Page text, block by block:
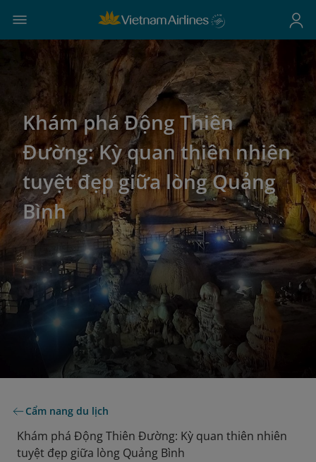
Khám phá Động Thiên
Đường: Kỳ quan thiên nhiên
tuyệt đẹp giữa lòng Quảng
Bình
Cẩm nang du lịch
Khám phá Động Thiên Đường: Kỳ quan thiên nhiên
tuyệt đẹp giữa lòng Quảng Bình